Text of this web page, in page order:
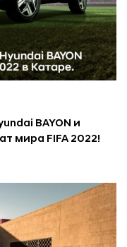
BAYON и
мира FIFA 2022!